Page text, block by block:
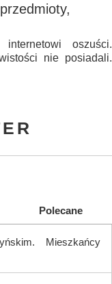
oszuści.
nie posiadali.
Polecane
Mieszkańcy